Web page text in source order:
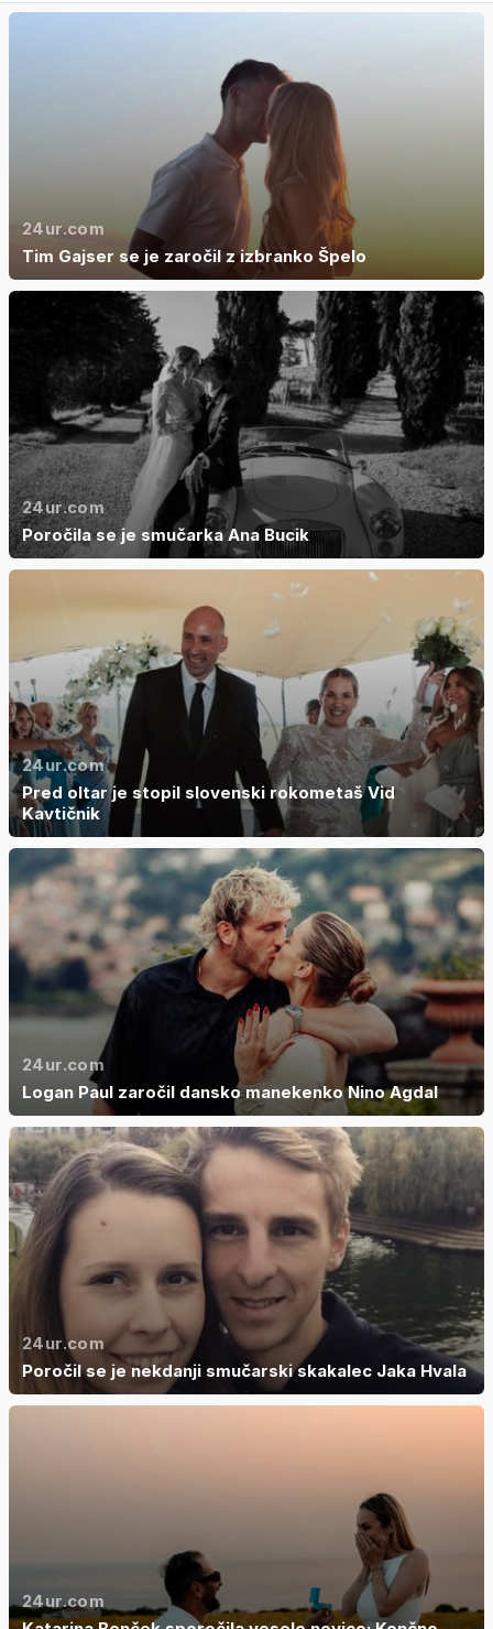
24ur.com
Tim Gajser se je zaročil z izbranko Špelo
24ur.com
Poročila se je smučarka Ana Bucik
24ur.com
Pred oltar je stopil slovenski rokometaš Vid
Kavtičnik
24ur.com
Logan Paul zaročil dansko manekenko Nino Agdal
24ur.com
Poročil se je nekdanji smučarski skakalec Jaka Hvala
24ur.com